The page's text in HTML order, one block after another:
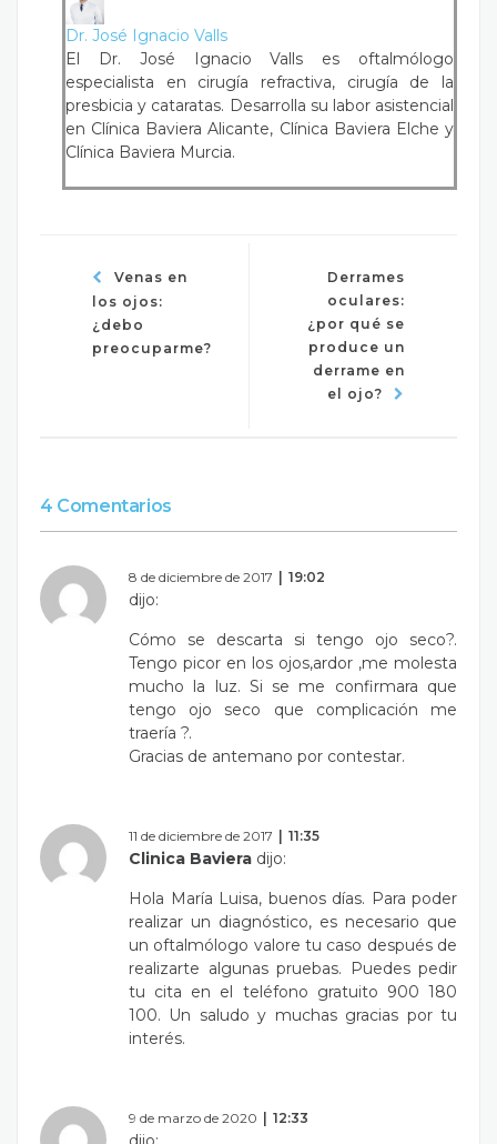
Dr. José Ignacio Valls
El Dr. José Ignacio Valls es oftalmólogo
especialista en cirugía refractiva, cirugía de la
presbicia y cataratas. Desarrolla su labor asistencial
en Clínica Baviera Alicante, Clínica Baviera Elche y
Clínica Baviera Murcia.
Venas en
los ojos:
¿debo
preocuparme?
Derrames
oculares:
¿por qué se
produce un
derrame en
el ojo?
4 Comentarios
8 de diciembre de 2017 19:02
dijo:
Cómo se descarta si tengo ojo seco?.
Tengo picor en los ojos,ardor ,me molesta
mucho la luz. Si se me confirmara que
tengo ojo seco que complicación me
traería ?.
Gracias de antemano por contestar.
11 de diciembre de 2017 11:35
Clinica Baviera dijo:
Hola María Luisa, buenos días. Para poder
realizar un diagnóstico, es necesario que
un oftalmólogo valore tu caso después de
realizarte algunas pruebas. Puedes pedir
tu cita en el teléfono gratuito 900 180
100. Un saludo y muchas gracias por tu
interés.
9 de marzo de 2020 12:33